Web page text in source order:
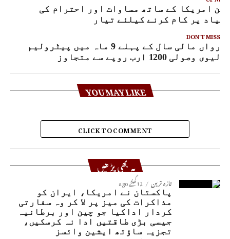
امریکا کے ساتھ مساوات اور احترام کی
پر کام کرنے کیلئے تیار
DON'T MISS
رواں مالی سال کے پہلے 9 ماہ میں پیٹرولیم
لیوی وصولی 1200 ارب روپے سے متجاوز
YOU MAY LIKE
CLICK TO COMMENT
یہ بھی پڑھیں
تازہ ترین 12 گھنٹے ago
پاکستان نے امریکا، ایران کو
مذاکرات کی میز پر لا کر وہ سفارتی
کردار اداکیا جو چین اور برطانیہ
جیسی بڑی طاقتیں ادا نہ کرسکیں،
تجزیہ ساؤتھ ایشین وائسز